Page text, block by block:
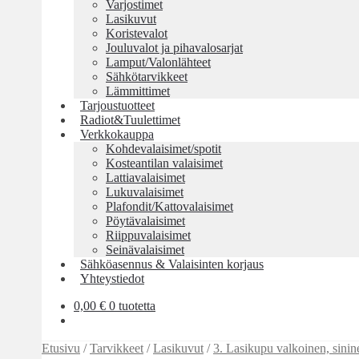
Varjostimet
Lasikuvut
Koristevalot
Jouluvalot ja pihavalosarjat
Lamput/Valonlähteet
Sähkötarvikkeet
Lämmittimet
Tarjoustuotteet
Radiot&Tuulettimet
Verkkokauppa
Kohdevalaisimet/spotit
Kosteantilan valaisimet
Lattiavalaisimet
Lukuvalaisimet
Plafondit/Kattovalaisimet
Pöytävalaisimet
Riippuvalaisimet
Seinävalaisimet
Sähköasennus & Valaisinten korjaus
Yhteystiedot
0,00 € 0 tuotetta
Etusivu /Tarvikkeet /Lasikuvut /3. Lasikupu valkoinen,